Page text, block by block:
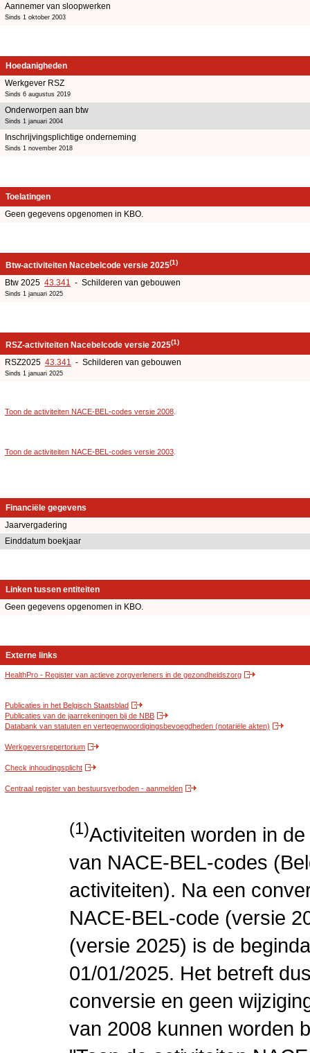
Aannemer van sloopwerken
Sinds 1 oktober 2003
Hoedanigheden
Werkgever RSZ
Sinds 6 augustus 2019
Onderworpen aan btw
Sinds 1 januari 2004
Inschrijvingsplichtige onderneming
Sinds 1 november 2018
Toelatingen
Geen gegevens opgenomen in KBO.
Btw-activiteiten Nacebelcode versie 2025(1)
Btw 2025 43.341 - Schilderen van gebouwen
Sinds 1 januari 2025
RSZ-activiteiten Nacebelcode versie 2025(1)
RSZ2025 43.341 - Schilderen van gebouwen
Sinds 1 januari 2025
Toon de activiteiten NACE-BEL-codes versie 2008
Toon de activiteiten NACE-BEL-codes versie 2003
Financiële gegevens
Jaarvergadering
Einddatum boekjaar
Linken tussen entiteiten
Geen gegevens opgenomen in KBO.
Externe links
HealthPro - Register van actieve zorgverleners in de gezondheidszorg
Publicaties in het Belgisch Staatsblad
Publicaties van de jaarrekeningen bij de NBB
Databank van statuten en vertegenwoordigingsbevoegdheden (notariële akten)
Werkgeversrepertorium
Check inhoudingsplicht
Centraal register van bestuursverboden - aanmelden
(1)Activiteiten worden in
van NACE-BEL-codes
activiteiten). Na een
NACE-BEL-code (versie
(versie 2025) is de
01/01/2025. Het betreft
conversie en geen
van 2008 kunnen worden